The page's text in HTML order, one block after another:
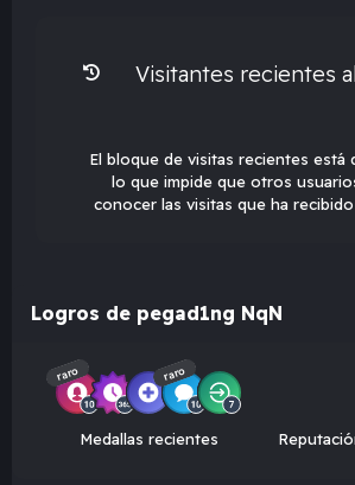
Visitantes recientes
El bloque de visitas recientes está
lo que impide que otros
conocer las visitas que ha
Logros de pegad1ng NqN
raro raro
Medallas recientes